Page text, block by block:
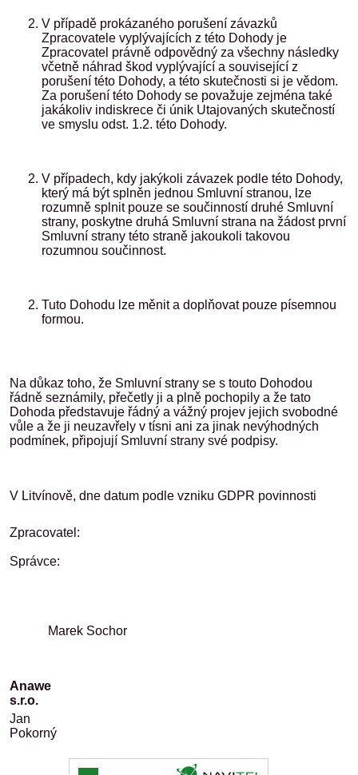
V případě prokázaného porušení závazků
Zpracovatele vyplývajících z této Dohody je
Zpracovatel právně odpovědný za všechny následky
včetně náhrad škod vyplývající a související z
porušení této Dohody, a této skutečnosti si je vědom.
Za porušení této Dohody se považuje zejména také
jakákoliv indiskrece či únik Utajovaných skutečností
ve smyslu odst. 1.2. této Dohody.
V případech, kdy jakýkoli závazek podle této Dohody,
který má být splněn jednou Smluvní stranou, lze
rozumně splnit pouze se součinností druhé Smluvní
strany, poskytne druhá Smluvní strana na žádost první
Smluvní strany této straně jakoukoli takovou
rozumnou součinnost.
Tuto Dohodu lze měnit a doplňovat pouze písemnou
formou.
Na důkaz toho, že Smluvní strany se s touto Dohodou
řádně seznámily, přečetly ji a plně pochopily a že tato
Dohoda představuje řádný a vážný projev jejich svobodné
vůle a že ji neuzavřely v tísni ani za jinak nevýhodných
podmínek, připojují Smluvní strany své podpisy.
V Litvínově, dne datum podle vzniku GDPR povinnosti
Zpracovatel:
Správce:
Marek Sochor
Anawe
s.r.o.
Jan